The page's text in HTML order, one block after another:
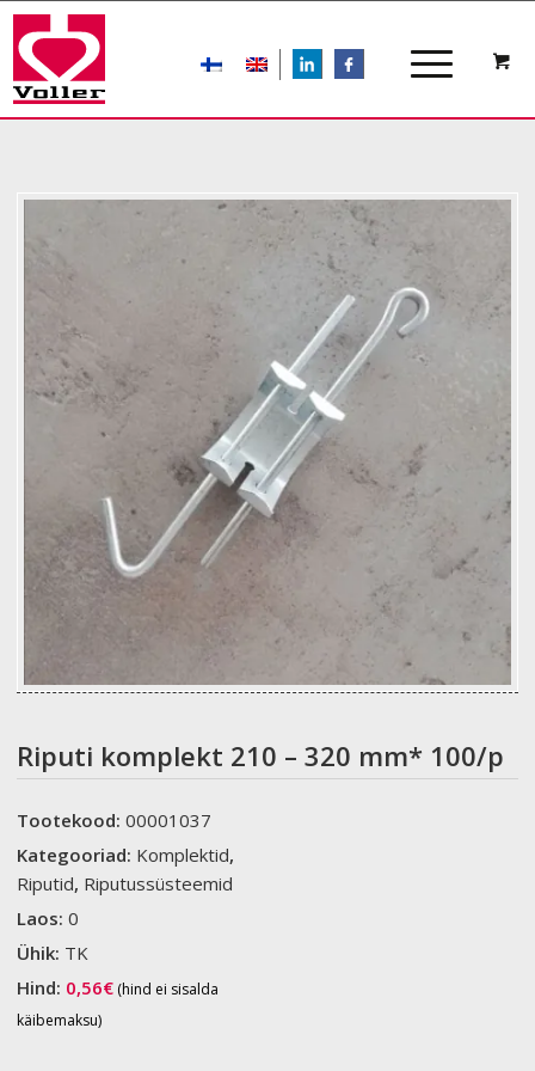
LIn
Riputi komplekt 210 – 320 mm* 100/p
Tootekood:00001037
Kategooriad: Komplektid,
Riputid, Riputussüsteemid
Laos:0
Ühik: TK
Hind: 0,56€ (hind ei sisalda
käibemaksu)